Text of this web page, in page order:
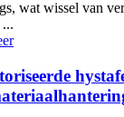
wat wissel van